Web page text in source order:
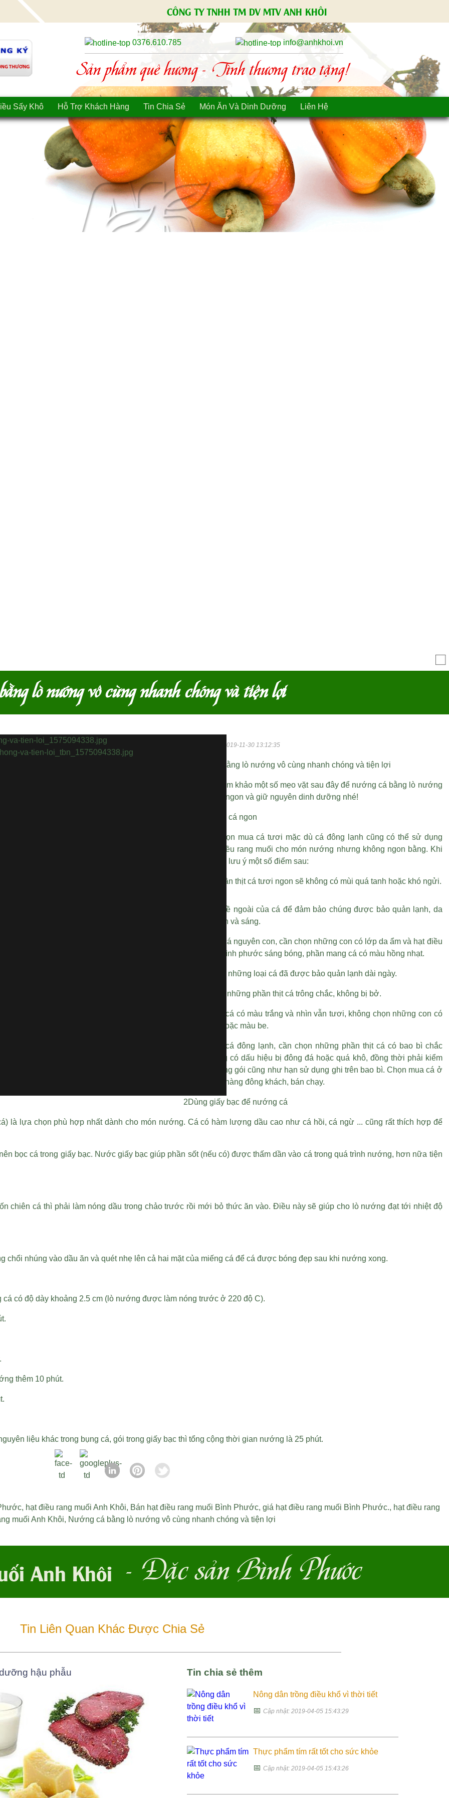
CÔNG TY TNHH TM DV MTV ANH KHÔI
0376.610.785 info@anhkhoi.vn
Sản phẩm quê hương - Tình thương trao tặng!
Sấy Khô Hỗ Trợ Khách Hàng Tin Chia Sẻ Món Ăn Và Dinh Dưỡng Liên Hệ
lò nướng vô cùng nhanh chóng và tiện lợi
2019-11-30 13:12:35
Nướng cá bằng lò nướng vô cùng nhanh chóng và tiện lợi
Mời bạn tham khảo một số mẹo vặt sau đây để nướng cá bằng lò nướng
được thơm ngon và giữ nguyên dinh dưỡng nhé!
1Cách chọn cá ngon
Bạn nên chọn mua cá tươi mặc dù cá đông lạnh cũng có thể sử dụng
hạt điều rang muối cho món nướng nhưng không ngon bằng. Khi
mua cá, hãy lưu ý một số điểm sau:
- Những phần thịt cá tươi ngon sẽ không có mùi quá tanh hoặc khó ngửi.
- Kiểm tra bề ngoài của cá để đảm bảo chúng được bảo quản lạnh, da
cá phải sạch và sáng.
- Nếu mua cá nguyên con, cần chọn những con có lớp da ẩm và hạt điều
rang muối bình phước sáng bóng, phần mang cá có màu hồng nhạt.
- Tránh mua những loại cá đã được bảo quản lạnh dài ngày.
- Chọn mua những phần thịt cá trông chắc, không bị bở.
- Nên chọn cá có màu trắng và nhìn vẫn tươi, không chọn những con có
màu vàng hoặc màu be.
- Nếu mua cá đông lạnh, cần chọn những phần thịt cá có bao bì chắc
chắn, không có dấu hiệu bị đông đá hoặc quá khô, đồng thời phải kiểm
tra ngày đóng gói cũng như hạn sử dụng ghi trên bao bì. Chọn mua cá ở
những cửa hàng đông khách, bán chạy.
2Dùng giấy bạc để nướng cá
là lựa chọn phù hợp nhất dành cho món nướng. Cá có hàm lượng dầu cao như cá hồi, cá ngừ ... cũng rất thích hợp để
bọc cá trong giấy bạc. Nước giấy bạc giúp phần sốt (nếu có) được thấm dần vào cá trong quá trình nướng, hơn nữa tiện
chiên cá thì phải làm nóng dầu trong chảo trước rồi mới bỏ thức ăn vào. Điều này sẽ giúp cho lò nướng đạt tới nhiệt độ
nhúng vào dầu ăn và quét nhẹ lên cả hai mặt của miếng cá để cá được bóng đẹp sau khi nướng xong.
có độ dày khoảng 2.5 cm (lò nướng được làm nóng trước ở 220 độ C).
thêm 10 phút.
liệu khác trong bụng cá, gói trong giấy bạc thì tổng cộng thời gian nướng là 25 phút.
, hạt điều rang muối Anh Khôi, Bán hạt điều rang muối Bình Phước,giá hạt điều rang muối Bình Phước., hạt điều rang
muối Anh Khôi, Nướng cá bằng lò nướng vô cùng nhanh chóng và tiện lợi
Anh Khôi - Đặc sản Bình Phước
Tin Liên Quan Khác Được Chia Sẻ
hậu phẫu Tin chia sẻ thêm
Nông dân trồng điều khổ vì thời tiết
📅 Cập nhật: 2019-04-05 15:43:29
Thực phẩm tím rất tốt cho sức khỏe
📅 Cập nhật: 2019-04-05 15:43:26